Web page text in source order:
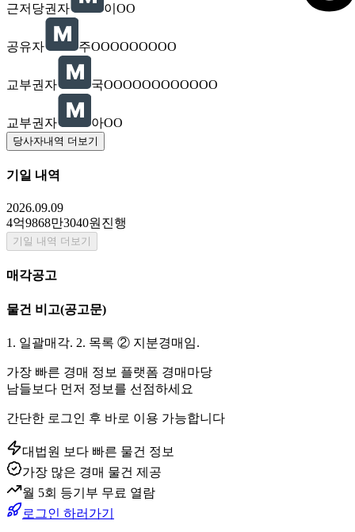
근저당권자 이OO
공유자 주OOOOOOOOO
교부권자 국OOOOOOOOOOOO
교부권자 아OO
당사자내역 더보기
기일 내역
2026.09.09
4억9868만3040원 진행
기일 내역 더보기
매각공고
물건 비고(공고문)
1. 일괄매각. 2. 목록 ② 지분경매임.
가장 빠른 경매 정보 플랫폼 경매마당
남들보다 먼저 정보를 선점하세요
간단한 로그인 후 바로 이용 가능합니다
대법원 보다 빠른 물건 정보
가장 많은 경매 물건 제공
월 5회 등기부 무료 열람
로그인 하러가기